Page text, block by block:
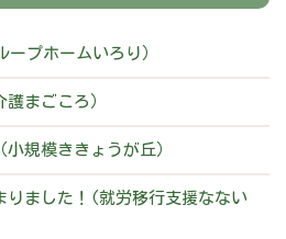
ープホームいろり）
まごころ）
規模ききょうが丘）
りました！(就労移行支援なない